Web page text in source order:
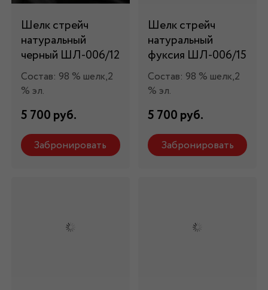
Шелк стрейч
натуральный
черный ШЛ-006/12
Состав: 98 % шелк,2
% эл.
5 700 руб.
Забронировать
Шелк стрейч
натуральный
фуксия ШЛ-006/15
Состав: 98 % шелк,2
% эл.
5 700 руб.
Забронировать